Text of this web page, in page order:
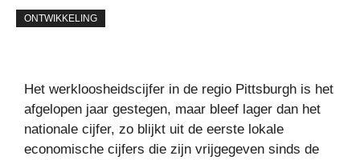
ONTWIKKELING
Het werkloosheidscijfer in de regio Pittsburgh is het
afgelopen jaar gestegen, maar bleef lager dan het
nationale cijfer, zo blijkt uit de eerste lokale
economische cijfers die zijn vrijgegeven sinds de